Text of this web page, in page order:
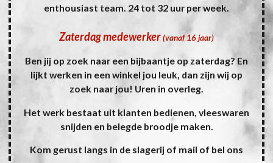
enthousiast team. 24 tot 32 uur per week.
Zaterdag medewerker(vanaf 16 jaar)
Ben jij op zoek naar een bijbaantje op zaterdag? En
lijkt werken in een winkel jou leuk, dan zijn wij op
zoek naar jou! Uren in overleg.
Het werk bestaat uit klanten bedienen, vleeswaren
snijden en belegde broodje maken.
Kom gerust langs in de slagerij of mail of bel ons